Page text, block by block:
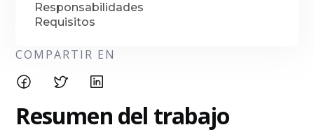
Responsabilidades
Requisitos
COMPARTIR EN
Resumen del trabajo